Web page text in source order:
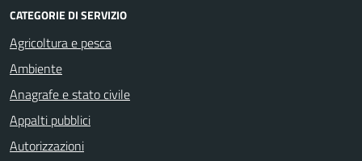
CATEGORIE DI SERVIZIO
Agricoltura e pesca
Ambiente
Anagrafe e stato civile
Appalti pubblici
Autorizzazioni